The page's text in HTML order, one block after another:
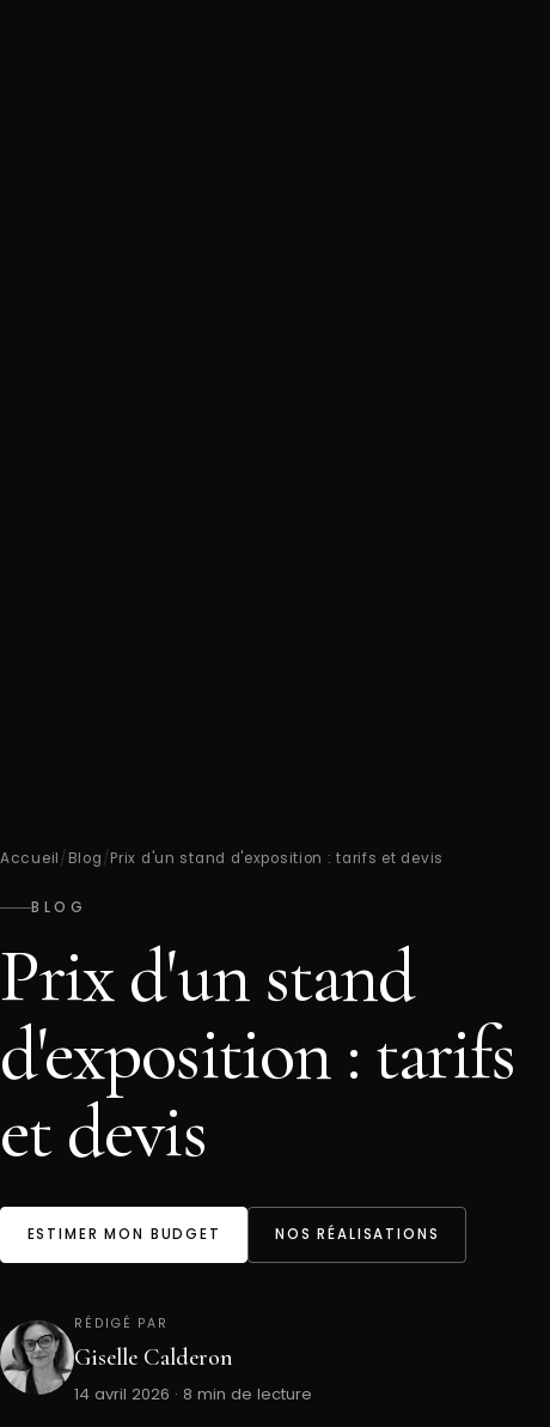
Accueil/ Blog/Prix d'un stand d'exposition : tarifs et devis
BLOG
Prix d'un stand
d'exposition : tarifs
et devis
ESTIMER MON BUDGET NOS RÉALISATIONS
RÉDIGÉ PAR
Giselle Calderon
14 avril 2026 · 8 min de lecture